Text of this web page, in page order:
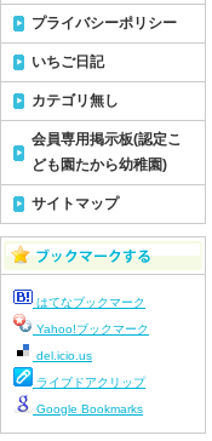
プライバシーポリシー
いちご日記
カテゴリ無し
会員専用掲示板(認定こ
ども園たから幼稚園)
サイトマップ
はてなブックマーク
Yahoo!ブックマーク
del.icio.us
ライブドアクリップ
Google Bookmarks